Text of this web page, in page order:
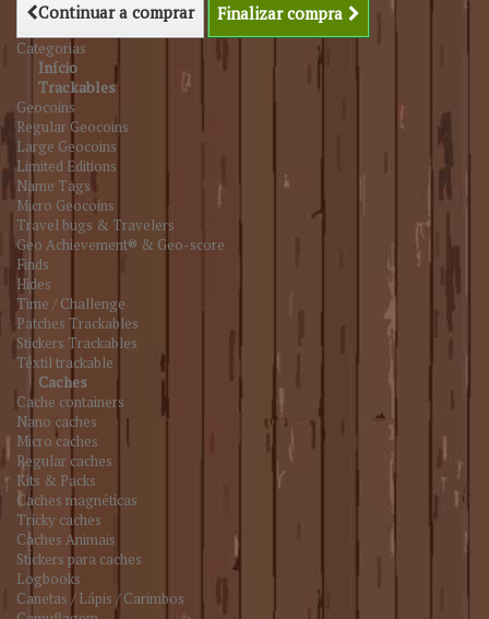
Continuar a comprar Finalizar compra
Categorias
Início
Trackables
Geocoins
Regular Geocoins
Large Geocoins
Limited Editions
Name Tags
Micro Geocoins
Travel bugs & Travelers
Geo Achievement® & Geo-score
Finds
Hides
Time / Challenge
Patches Trackables
Stickers Trackables
Têxtil trackable
Caches
Cache containers
Nano caches
Micro caches
Regular caches
Kits & Packs
Caches magnéticas
Tricky caches
Caches Animais
Stickers para caches
Logbooks
Canetas / Lápis / Carimbos